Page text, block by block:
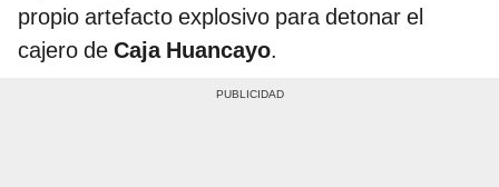
propio artefacto explosivo para detonar el
cajero de Caja Huancayo.